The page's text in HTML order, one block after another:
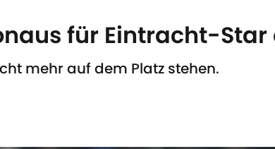
für Eintracht-Star
mehr auf dem Platz stehen.